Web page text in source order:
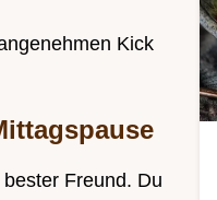
Kick
Freund. Du